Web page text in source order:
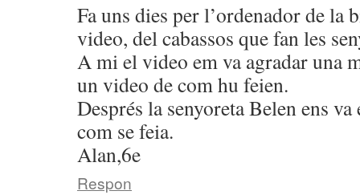
Fa uns dies per l’ordenador de la
video, del cabassos que fan les
A mi el video em va agradar una
un video de com hu feien.
Després la senyoreta Belen ens
com se feia.
Alan,6e
Respon